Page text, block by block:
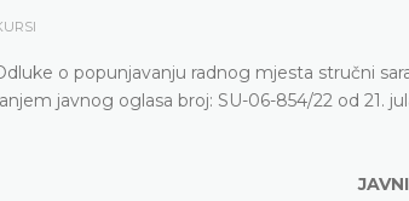
o popunjavanju radnog mjesta stručni
javnog oglasa broj: SU-06-854/22 od 21.